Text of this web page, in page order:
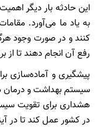
این حادثه بار دیگر
به یاد ما می‌آورد.
کنند و در صورت وجود
رفع آن انجام دهند تا
پیشگیری و آماده‌سازی
سیستم بهداشت و درمان
هشداری برای تقویت
در کشور عمل کند تا در